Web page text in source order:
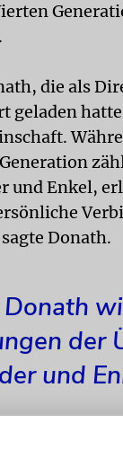
die als
geladen
und Enkel,
Donath.
Donath
der
und